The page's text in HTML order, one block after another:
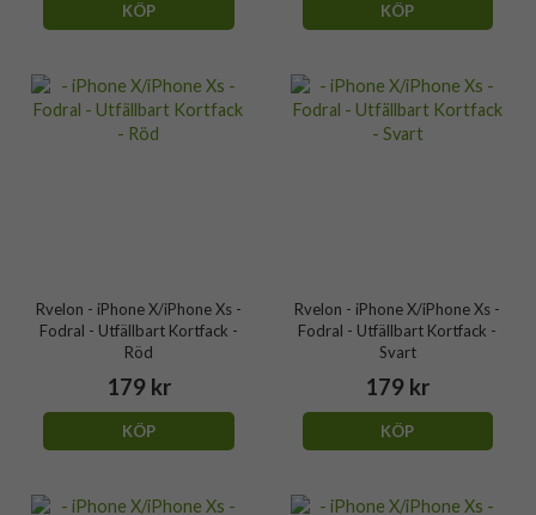
KÖP KÖP
Rvelon - iPhone X/iPhone Xs -
Fodral - Utfällbart Kortfack -
Röd
179 kr
KÖP
Rvelon - iPhone X/iPhone Xs -
Fodral - Utfällbart Kortfack -
Svart
179 kr
KÖP